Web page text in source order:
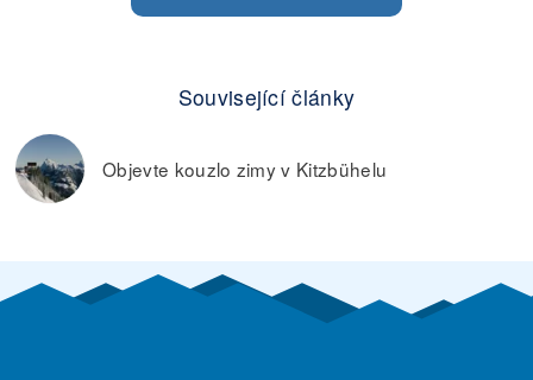
Související články
Objevte kouzlo zimy v Kitzbühelu